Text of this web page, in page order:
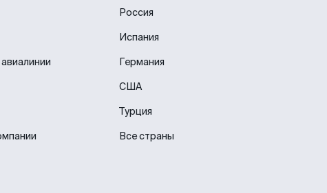
Россия
Испания
Германия
США
Турция
Все страны